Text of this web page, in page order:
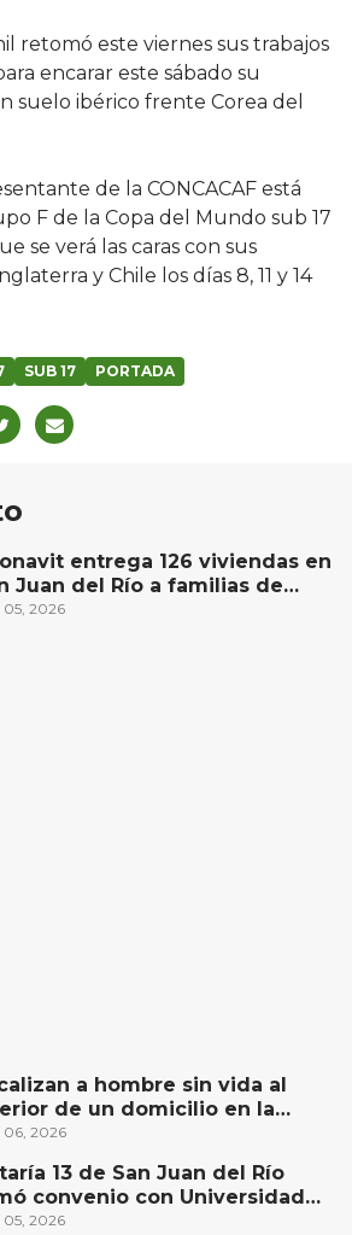
retomó este viernes sus trabajos
encarar este sábado su
suelo ibérico frente Corea del
de la CONCACAF está
F de la Copa del Mundo sub 17
se verá las caras con sus
y Chile los días 8, 11 y 14
SUB 17 PORTADA
entrega 126 viviendas en
Juan del Río a familias de
ingresos
05, 2026
a hombre sin vida al
de un domicilio en la
El Rodeo, San Juan del
06, 2026
13 de San Juan del Río
convenio con Universidad
del Bajío para recibir
05, 2026